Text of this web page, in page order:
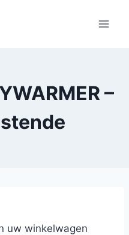
–
uw winkelwagen